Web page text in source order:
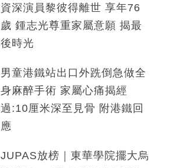
資深演員黎彼得離世 享年76
歲 鍾志光尊重家屬意願 揭最
後時光
男童港鐵站出口外跣倒急做全
身麻醉手術 家屬心痛揭經
過:10厘米深至見骨 附港鐵回
應
JUPAS放榜｜東華學院擺大烏